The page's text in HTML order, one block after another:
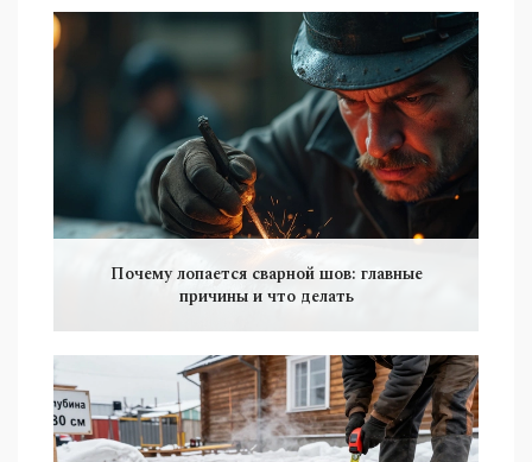
Почему лопается сварной шов: главные
причины и что делать